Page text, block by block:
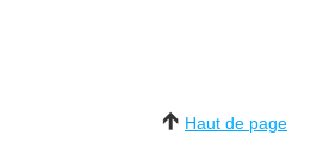
Haut de page